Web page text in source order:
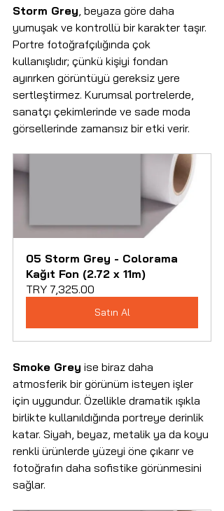
Storm Grey, beyaza göre daha
yumuşak ve kontrollü bir karakter taşır.
Portre fotoğrafçılığında çok
kullanışlıdır; çünkü kişiyi fondan
ayırırken görüntüyü gereksiz yere
sertleştirmez. Kurumsal portrelerde,
sanatçı çekimlerinde ve sade moda
görsellerinde zamansız bir etki verir.
05 Storm Grey - Colorama
Kağıt Fon (2.72 x 11m)
TRY 7,325.00
Satın Al
Smoke Grey ise biraz daha
atmosferik bir görünüm isteyen işler
için uygundur. Özellikle dramatik ışıkla
birlikte kullanıldığında portreye derinlik
katar. Siyah, beyaz, metalik ya da koyu
renkli ürünlerde yüzeyi öne çıkarır ve
fotoğrafın daha sofistike görünmesini
sağlar.